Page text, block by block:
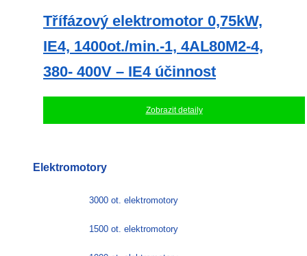
Třífázový elektromotor 0,75kW,
IE4, 1400ot./min.-1, 4AL80M2-4,
380- 400V – IE4 účinnost
Zobrazit detaily
Elektromotory
3000 ot. elektromotory
1500 ot. elektromotory